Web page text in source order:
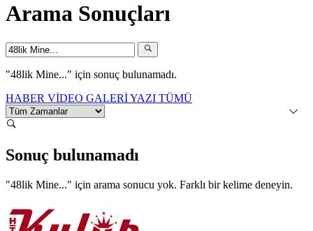
Arama Sonuçları
"48lik Mine..." için sonuç bulunamadı.
HABER VİDEO GALERİYAZI TÜMÜ
Sonuç bulunamadı
"48lik Mine..." için arama sonucu yok. Farklı bir kelime deneyin.